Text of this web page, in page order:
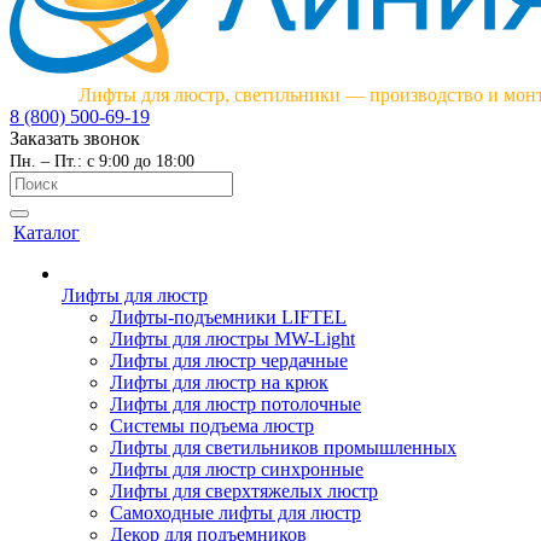
Лифты для люстр, светильники — производство и
8 (800) 500-69-19
Заказать звонок
Пн. – Пт.: с 9:00 до 18:00
Каталог
Лифты для люстр
Лифты-подъемники LIFTEL
Лифты для люстры MW-Light
Лифты для люстр чердачные
Лифты для люстр на крюк
Лифты для люстр потолочные
Системы подъема люстр
Лифты для светильников промышленных
Лифты для люстр синхронные
Лифты для сверхтяжелых люстр
Самоходные лифты для люстр
Декор для подъемников